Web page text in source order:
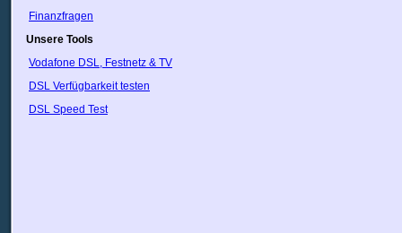
Finanzfragen
Unsere Tools
Vodafone DSL, Festnetz & TV
DSL Verfügbarkeit testen
DSL Speed Test